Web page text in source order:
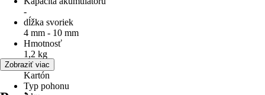
-
dĺžka svoriek
4 mm - 10 mm
Hmotnosť
1,2 kg
Balenie
Kartón
Typ pohonu
Zobraziť viac